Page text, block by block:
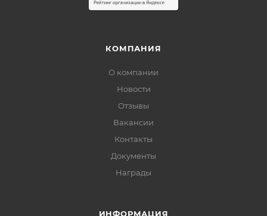
КОМПАНИЯ
О компании
Новости
Отзывы
Вакансии
Контакты
Документы
Награды
ИНФОРМАЦИЯ